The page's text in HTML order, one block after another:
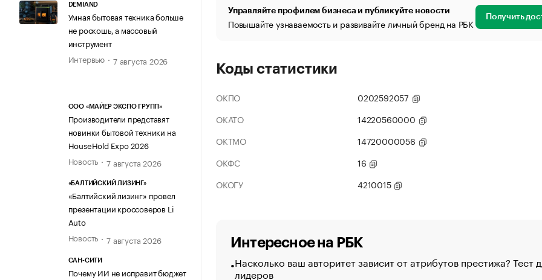
DEMIAND
Умная бытовая техника больше
не роскошь, а массовый
инструмент
Интервью
7 августа 2026
ООО «МАЙЕР ЭКСПО ГРУПП»
Производители представят
новинки бытовой техники на
HouseHold Expo 2026
Новость
7 августа 2026
«БАЛТИЙСКИЙ ЛИЗИНГ»
«Балтийский лизинг» провел
презентации кроссоверов Li
Auto
Новость
7 августа 2026
САН-СИТИ
Почему ИИ не исправит бюджет
Управляйте профилем бизнеса и публикуйте новости
Повышайте узнаваемость и развивайте личный бренд на РБК Получить
Коды статистики
ОКПО
0202592057
ОКАТО
14220560000
ОКТМО
14720000056
ОКФС
16
ОКОГУ
4210015
Интересное на РБК
Насколько ваш авторитет зависит от атрибутов престижа? Тест
лидеров